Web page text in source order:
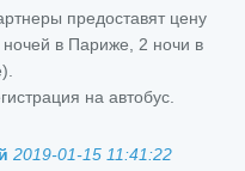
предоставят цену
в Париже, 2 ночи в
на автобус.
2019-01-15 11:41:22